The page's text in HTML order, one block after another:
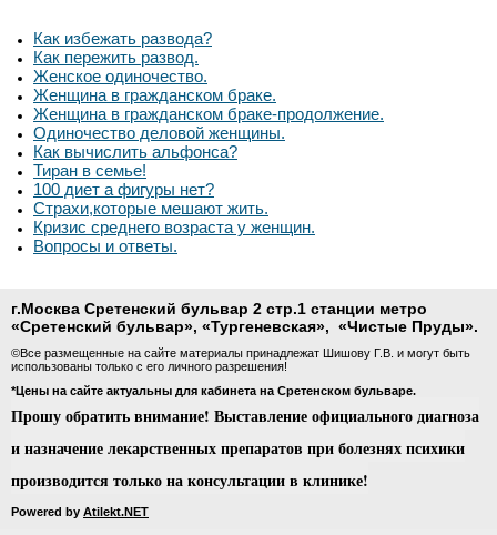
Как избежать развода?
Как пережить развод.
Женское одиночество.
Женщина в гражданском браке.
Женщина в гражданском браке-продолжение.
Одиночество деловой женщины.
Как вычислить альфонса?
Тиран в семье!
100 диет а фигуры нет?
Страхи,которые мешают жить.
Кризис среднего возраста у женщин.
Вопросы и ответы.
г.Москва Сретенский бульвар 2 стр.1 станции метро
«Сретенский бульвар», «Тургеневская», «Чистые Пруды».
©Все размещенные на сайте материалы принадлежат Шишову Г.В. и могут быть
использованы только с его личного разрешения!
*Цены на сайте актуальны для кабинета на Сретенском бульваре.
Прошу обратить внимание! Выставление официального диагноза
и назначение лекарственных препаратов при болезнях психики
производится только на консультации в клинике!
Powered by Atilekt.NET